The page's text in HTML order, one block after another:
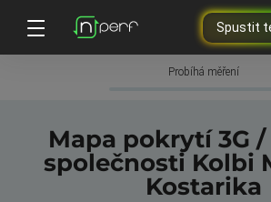
Spustit
Probíhá měření
Mapa pokrytí 3G /
společnosti Kolbi
Kostarika